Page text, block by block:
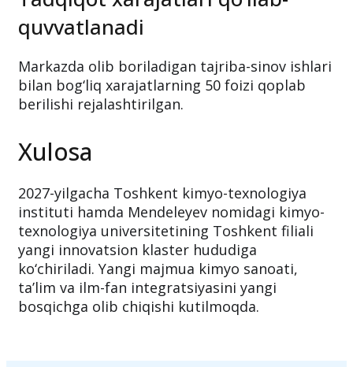
quvvatlanadi
Markazda olib boriladigan tajriba-sinov ishlari
bilan bog‘liq xarajatlarning 50 foizi qoplab
berilishi rejalashtirilgan.
Xulosa
2027-yilgacha Toshkent kimyo-texnologiya
instituti hamda Mendeleyev nomidagi kimyo-
texnologiya universitetining Toshkent filiali
yangi innovatsion klaster hududiga
ko‘chiriladi. Yangi majmua kimyo sanoati,
ta’lim va ilm-fan integratsiyasini yangi
bosqichga olib chiqishi kutilmoqda.